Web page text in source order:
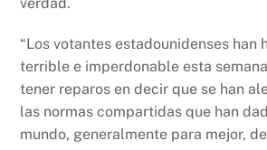
“Los votantes estadounidenses han
terrible e imperdonable esta
tener reparos en decir que se han
las normas compartidas que han
mundo, generalmente para mejor,